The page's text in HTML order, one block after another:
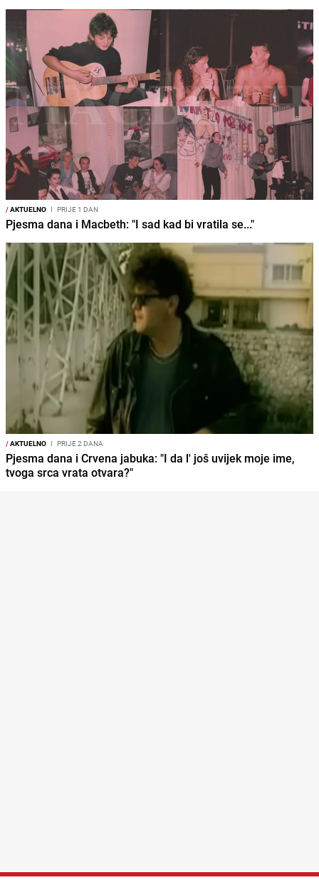
/AKTUELNO I PRIJE 1 DAN
Pjesma dana i Macbeth: "I sad kad bi vratila se..."
/AKTUELNO I PRIJE 2 DANA
Pjesma dana i Crvena jabuka: "I da l' još uvijek moje ime,
tvoga srca vrata otvara?"